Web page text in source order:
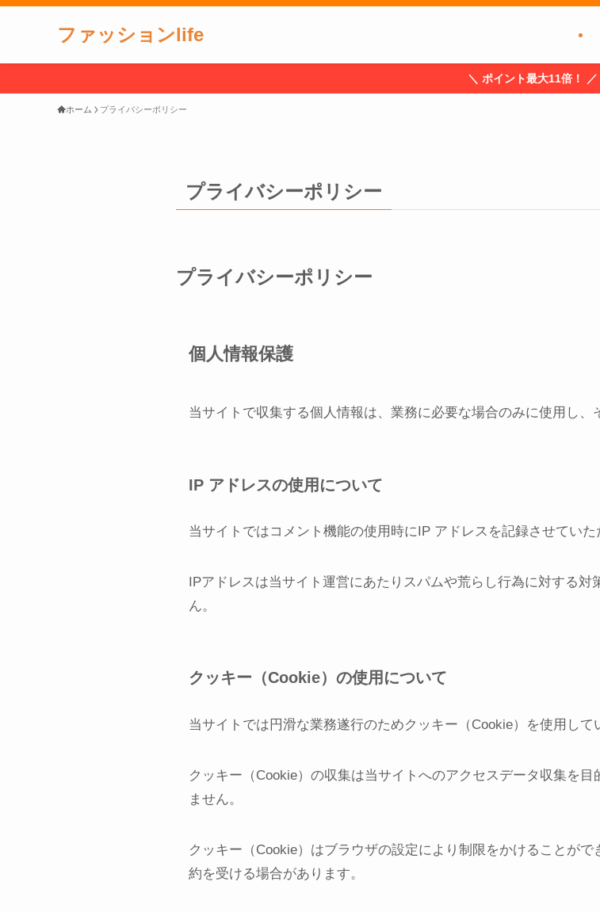
ファッションlife
＼ ポイント最大11倍！ ／
ホーム プライバシーポリシー
プライバシーポリシー
プライバシーポリシー
個人情報保護
当サイトで収集する個人情報は、業務に必要な場合のみに使用し、
IP アドレスの使用について
当サイトではコメント機能の使用時にIP アドレスを記録させていた
IPアドレスは当サイト運営にあたりスパムや荒らし行為に対する
ん。
クッキー（Cookie）の使用について
当サイトでは円滑な業務遂行のためクッキー（Cookie）を使用して
クッキー（Cookie）の収集は当サイトへのアクセスデータ収集を
ません。
クッキー（Cookie）はブラウザの設定により制限をかけることが
約を受ける場合があります。